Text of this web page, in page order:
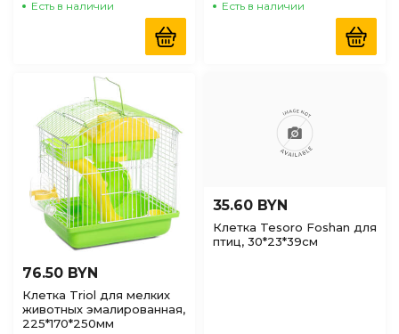
Есть в наличии Есть в наличии
76.50 BYN
Клетка Triol для мелких
животных эмалированная,
225*170*250мм
35.60 BYN
Клетка Tesoro Foshan для
птиц, 30*23*39см